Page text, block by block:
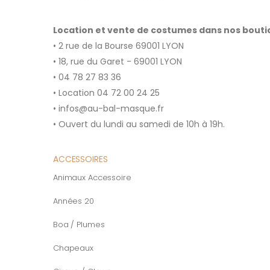
Location et vente de costumes dans nos
• 2 rue de la Bourse 69001 LYON
• 18, rue du Garet - 69001 LYON
• 04 78 27 83 36
• Location 04 72 00 24 25
• infos@au-bal-masque.fr
• Ouvert du lundi au samedi de 10h à 19h.
ACCESSOIRES
Animaux Accessoire
Années 20
Boa / Plumes
Chapeaux